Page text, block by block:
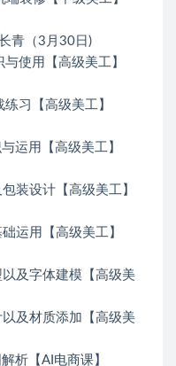
青（3月30日)
使用【高级美工】
习【高级美工】
运用【高级美工】
装设计【高级美工】
运用【高级美工】
及字体建模【高级美
及材质添加【高级美
析【AI电商课】